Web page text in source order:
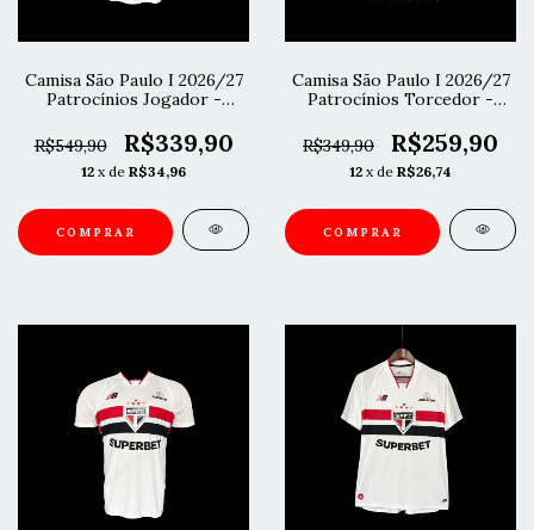
Camisa São Paulo I 2026/27
Patrocínios Jogador -
R$549,90
R$339,90
12 x de R$34,96
COMPRAR
Camisa São Paulo I 2026/27
Patrocínios Torcedor -
R$349,90
R$259,90
12 x de R$26,74
COMPRAR